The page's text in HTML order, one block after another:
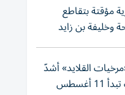
مؤقتة بتقاطع
وخليفة بن زايد
القلايد» أشدّ